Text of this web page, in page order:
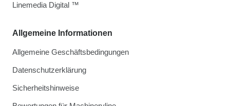
Allgemeine Informationen
Allgemeine Geschäftsbedingungen
Datenschutzerklärung
Sicherheitshinweise
Linemedia Digital ™